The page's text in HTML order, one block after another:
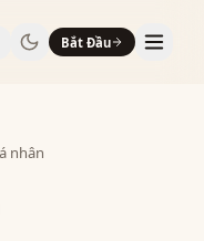
Bắt Đầu
nhân